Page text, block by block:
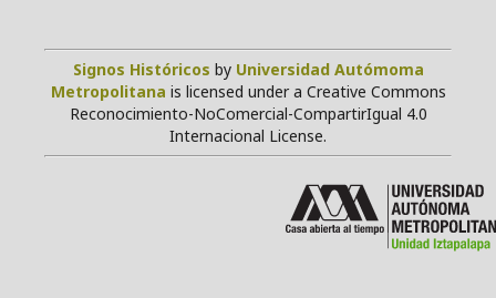
Signos Históricos by Universidad Autómoma
Metropolitana is licensed under a Creative Commons
Reconocimiento-NoComercial-CompartirIgual 4.0
Internacional License.